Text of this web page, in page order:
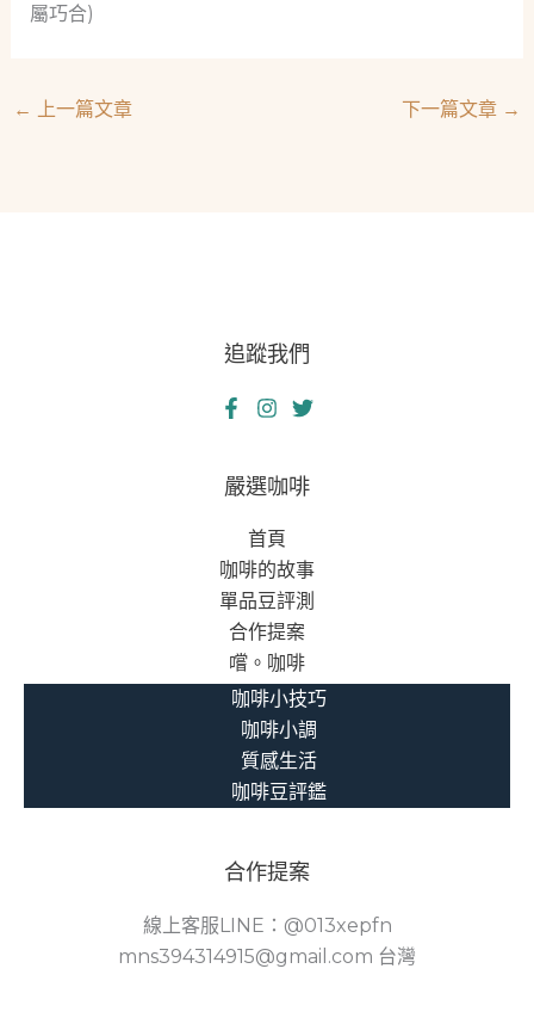
屬巧合)
← 上一篇文章 下一篇文章 →
追蹤我們
嚴選咖啡
首頁
咖啡的故事
單品豆評測
合作提案
嚐。咖啡
咖啡小技巧
咖啡小調
質感生活
咖啡豆評鑑
合作提案
線上客服LINE：@013xepfn
mns394314915@gmail.com 台灣